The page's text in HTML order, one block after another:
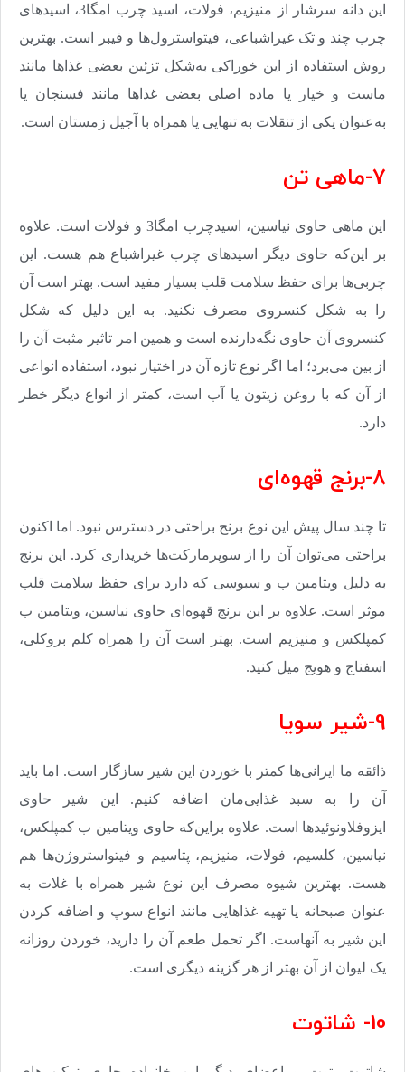
این دانه سرشار از منیزیم، فولات، اسید چرب امگا3، اسید‌های
چرب چند و تک غیراشباعی، فیتواسترول‌ها و فیبر است. بهترین
روش استفاده از این خوراکی به‌شکل تزئین بعضی غذاها مانند
ماست و خیار یا ماده اصلی بعضی غذاها مانند فسنجان یا
به‌‌عنوان یکی از تنقلات به تنهایی یا همراه با آجیل زمستان است.
7-ماهی تن
این ماهی حاوی نیاسین، اسیدچرب امگا3 و فولات است. علاوه
بر این‌که حاوی دیگر اسیدهای چرب غیراشباع هم هست. این
چربی‌ها برای حفظ سلامت قلب بسیار مفید است. بهتر است آن
را به شکل کنسروی مصرف نکنید. به این دلیل که شکل
کنسروی آن حاوی نگه‌دارنده است و همین امر تاثیر مثبت آن را
از بین می‌برد؛ اما اگر نوع تازه آن در اختیار نبود، استفاده انواعی
از آن که با روغن زیتون یا آب است، کمتر از انواع دیگر خطر
دارد.
8-برنج قهوه‌ای
تا چند سال پیش این نوع برنج براحتی در دسترس نبود. اما اکنون
براحتی می‌توان آن را از سوپرمارکت‌ها خریداری کرد. این برنج
به دلیل ویتامین ب و سبوسی که دارد برای حفظ سلامت قلب
موثر است. علاوه بر این برنج قهوه‌ای حاوی نیاسین، ویتامین ب
کمپلکس و منیزیم است. بهتر است آن را همراه کلم بروکلی،
اسفناج و هویج میل کنید.
9-شیر سویا
ذائقه ما ایرانی‌ها کمتر با خوردن این شیر سازگار است. اما باید
آن را به سبد غذایی‌مان اضافه کنیم. این شیر حاوی
ایزوفلاونوئیدها است. علاوه براین‌که حاوی ویتامین ب کمپلکس،
نیاسین، کلسیم، فولات، منیزیم، پتاسیم و فیتواستروژن‌ها هم
هست. بهترین شیوه مصرف این نوع شیر همراه با غلات به
عنوان صبحانه یا تهیه غذاهایی مانند انواع سوپ و اضافه کردن
این شیر به آنهاست. اگر تحمل طعم آن را دارید، خوردن روزانه
یک لیوان از آن بهتر از هر گزینه دیگری است.
10- شاتوت